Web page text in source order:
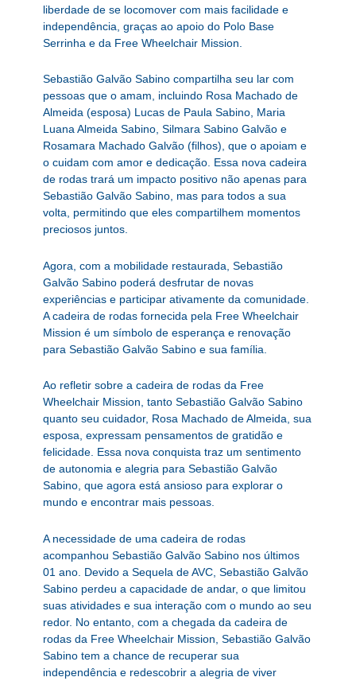
liberdade de se locomover com mais facilidade e
independência, graças ao apoio do Polo Base
Serrinha e da Free Wheelchair Mission.
Sebastião Galvão Sabino compartilha seu lar com
pessoas que o amam, incluindo Rosa Machado de
Almeida (esposa) Lucas de Paula Sabino, Maria
Luana Almeida Sabino, Silmara Sabino Galvão e
Rosamara Machado Galvão (filhos), que o apoiam e
o cuidam com amor e dedicação. Essa nova cadeira
de rodas trará um impacto positivo não apenas para
Sebastião Galvão Sabino, mas para todos a sua
volta, permitindo que eles compartilhem momentos
preciosos juntos.
Agora, com a mobilidade restaurada, Sebastião
Galvão Sabino poderá desfrutar de novas
experiências e participar ativamente da comunidade.
A cadeira de rodas fornecida pela Free Wheelchair
Mission é um símbolo de esperança e renovação
para Sebastião Galvão Sabino e sua família.
Ao refletir sobre a cadeira de rodas da Free
Wheelchair Mission, tanto Sebastião Galvão Sabino
quanto seu cuidador, Rosa Machado de Almeida, sua
esposa, expressam pensamentos de gratidão e
felicidade. Essa nova conquista traz um sentimento
de autonomia e alegria para Sebastião Galvão
Sabino, que agora está ansioso para explorar o
mundo e encontrar mais pessoas.
A necessidade de uma cadeira de rodas
acompanhou Sebastião Galvão Sabino nos últimos
01 ano. Devido a Sequela de AVC, Sebastião Galvão
Sabino perdeu a capacidade de andar, o que limitou
suas atividades e sua interação com o mundo ao seu
redor. No entanto, com a chegada da cadeira de
rodas da Free Wheelchair Mission, Sebastião Galvão
Sabino tem a chance de recuperar sua
independência e redescobrir a alegria de viver